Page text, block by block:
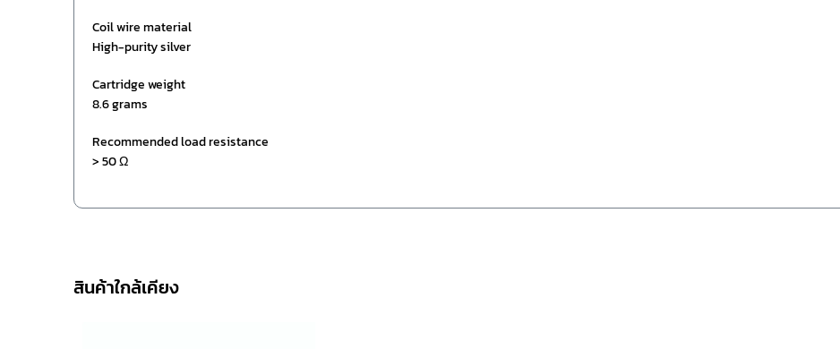
Coil wire material
High-purity silver
Cartridge weight
8.6 grams
Recommended load resistance
> 50 Ω
สินค้าใกล้เคียง